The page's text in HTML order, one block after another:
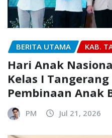
BERITA UTAMA KAB.
Hari Anak
Kelas I
Pembinaan Anak
PM Jul 21, 2026